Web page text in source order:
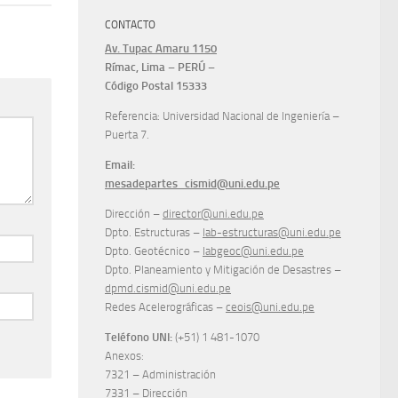
CONTACTO
Av. Tupac Amaru 1150
Rímac, Lima – PERÚ –
Código Postal 15333
Referencia: Universidad Nacional de Ingeniería –
Puerta 7.
Email:
mesadepartes_cismid@uni.edu.pe
Dirección – director@uni.edu.pe
Dpto. Estructuras – lab-estructuras@uni.edu.pe
Dpto. Geotécnico – labgeoc@uni.edu.pe
Dpto. Planeamiento y Mitigación de Desastres –
dpmd.cismid@uni.edu.pe
Redes Acelerográficas – ceois@uni.edu.pe
Teléfono UNI: (+51) 1 481-1070
Anexos:
7321 – Administración
7331 – Dirección